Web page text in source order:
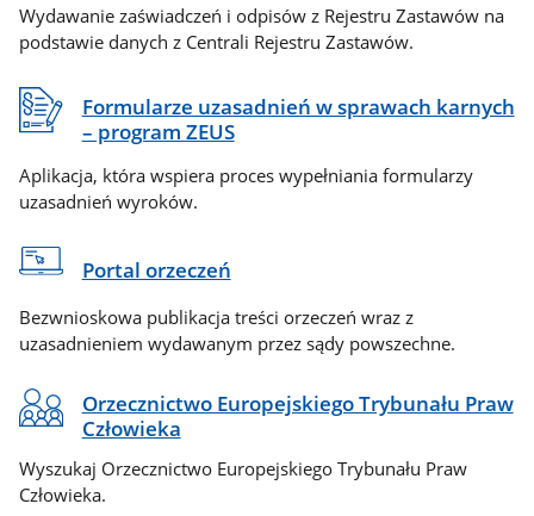
Wydawanie zaświadczeń i odpisów z Rejestru Zastawów na
podstawie danych z Centrali Rejestru Zastawów.
Formularze uzasadnień w sprawach karnych
– program ZEUS
Aplikacja, która wspiera proces wypełniania formularzy
uzasadnień wyroków.
Portal orzeczeń
Bezwnioskowa publikacja treści orzeczeń wraz z
uzasadnieniem wydawanym przez sądy powszechne.
Orzecznictwo Europejskiego Trybunału Praw
Człowieka
Wyszukaj Orzecznictwo Europejskiego Trybunału Praw
Człowieka.